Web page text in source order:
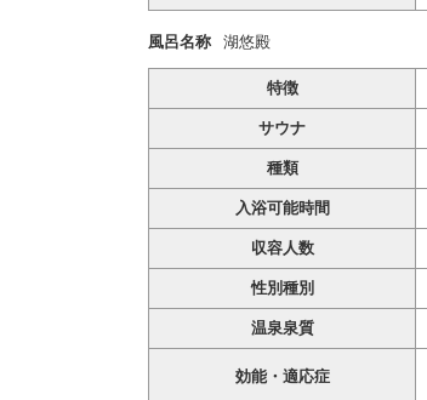
風呂名称 湖悠殿
特徴
サウナ
種類
入浴可能時間
収容人数
性別種別
温泉泉質
効能・適応症